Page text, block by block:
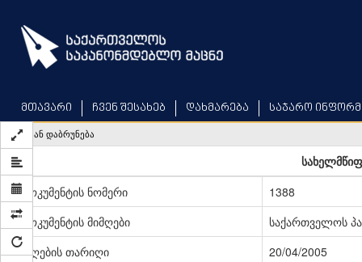
main
content
მთავარი ჩვენ შესახებ დახმარება საჯარო
უკან დაბრუნება
დოკუმენტის ნომერი
1388
დოკუმენტის მიმღები
საქართველოს
მიღების თარიღი
20/04/2005